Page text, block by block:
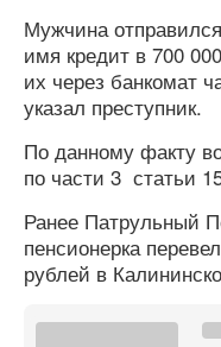
Мужчина
имя кредит в 700
их через банкомат
указал преступник.
По данному факту
по части 3 статьи
Ранее Патрульный
пенсионерка
рублей в